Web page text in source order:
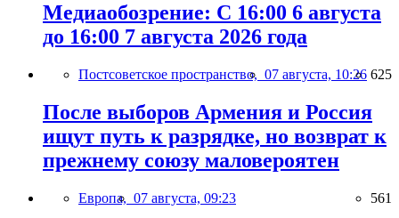
Медиаобозрение: С 16:00 6 августа
до 16:00 7 августа 2026 года
Постсоветское пространство, 07 августа, 10:26 625
После выборов Армения и Россия
ищут путь к разрядке, но возврат к
прежнему союзу маловероятен
Европа, 07 августа, 09:23 561